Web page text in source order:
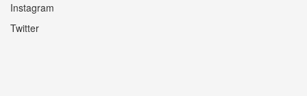
Instagram
Twitter